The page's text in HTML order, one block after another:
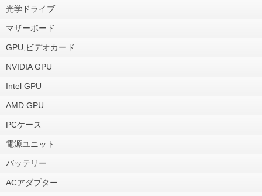
光学ドライブ
マザーボード
GPU,ビデオカード
NVIDIA GPU
Intel GPU
AMD GPU
PCケース
電源ユニット
バッテリー
ACアダプター